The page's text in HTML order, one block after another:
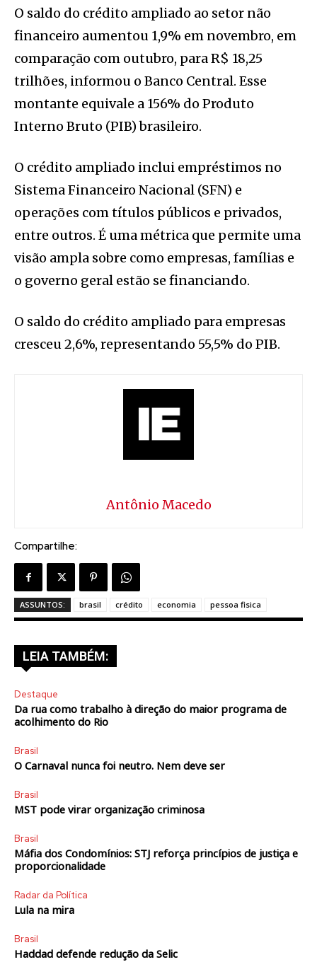
O saldo do crédito ampliado ao setor não
financeiro aumentou 1,9% em novembro, em
comparação com outubro, para R$ 18,25
trilhões, informou o Banco Central. Esse
montante equivale a 156% do Produto
Interno Bruto (PIB) brasileiro.
O crédito ampliado inclui empréstimos no
Sistema Financeiro Nacional (SFN) e
operações com títulos públicos e privados,
entre outros. É uma métrica que permite uma
visão ampla sobre como empresas, famílias e
o governo geral estão se financiando.
O saldo do crédito ampliado para empresas
cresceu 2,6%, representando 55,5% do PIB.
Antônio Macedo
Compartilhe:
ASSUNTOS: brasil crédito economia pessoa fisica
LEIA TAMBÉM:
Destaque
Da rua como trabalho à direção do maior programa de
acolhimento do Rio
Brasil
O Carnaval nunca foi neutro. Nem deve ser
Brasil
MST pode virar organização criminosa
Brasil
Máfia dos Condomínios: STJ reforça princípios de justiça e
proporcionalidade
Radar da Política
Lula na mira
Brasil
Haddad defende redução da Selic